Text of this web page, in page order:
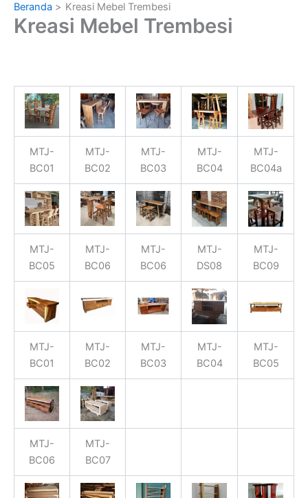
Beranda Kreasi Mebel Trembesi
Kreasi Mebel Trembesi
MTJ-
BC01
MTJ-
BC02
MTJ-
BC03
MTJ-
BC04
MTJ-
BC04a
MTJ-
BC05
MTJ-
BC06
MTJ-
BC06
MTJ-
DS08
MTJ-
BC09
MTJ-
BC01
MTJ-
BC02
MTJ-
BC03
MTJ-
BC04
MTJ-
BC05
MTJ-
BC06
MTJ-
BC07